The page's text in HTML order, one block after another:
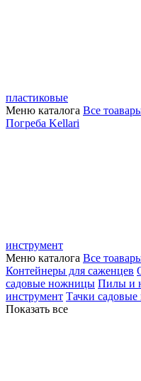
пластиковые
Меню каталога Все
Погреба Kellari
инструмент
Меню каталога Все
Контейнеры для саженцев
садовые ножницы Пилы и
инструмент Тачки садовые
Показать все